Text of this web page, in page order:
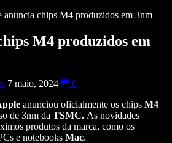
anuncia chips M4 produzidos em 3nm
M4 produzidos em
7 maio, 2024
0
anunciou oficialmente os chips M4
de 3nm da TSMC. As novidades
produtos da marca, como os
e notebooks Mac.